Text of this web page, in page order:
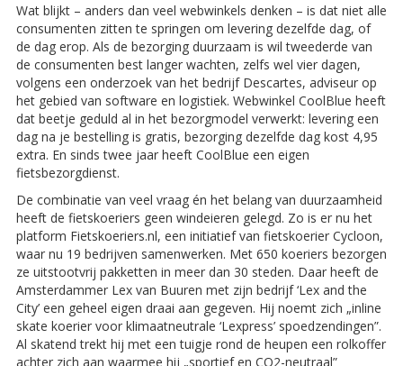
Wat blijkt – anders dan veel webwinkels denken – is dat niet alle
consumenten zitten te springen om levering dezelfde dag, of
de dag erop. Als de bezorging duurzaam is wil tweederde van
de consumenten best langer wachten, zelfs wel vier dagen,
volgens een onderzoek van het bedrijf Descartes, adviseur op
het gebied van software en logistiek. Webwinkel CoolBlue heeft
dat beetje geduld al in het bezorgmodel verwerkt: levering een
dag na je bestelling is gratis, bezorging dezelfde dag kost 4,95
extra. En sinds twee jaar heeft CoolBlue een eigen
fietsbezorgdienst.
De combinatie van veel vraag én het belang van duurzaamheid
heeft de fietskoeriers geen windeieren gelegd. Zo is er nu het
platform Fietskoeriers.nl, een initiatief van fietskoerier Cycloon,
waar nu 19 bedrijven samenwerken. Met 650 koeriers bezorgen
ze uitstootvrij pakketten in meer dan 30 steden. Daar heeft de
Amsterdammer Lex van Buuren met zijn bedrijf ‘Lex and the
City’ een geheel eigen draai aan gegeven. Hij noemt zich „inline
skate koerier voor klimaatneutrale ‘Lexpress’ spoedzendingen”.
Al skatend trekt hij met een tuigje rond de heupen een rolkoffer
achter zich aan waarmee hij „sportief en CO2-neutraal”